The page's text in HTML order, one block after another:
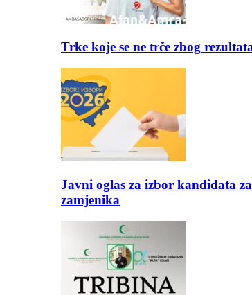
Trke koje se ne trče zbog
Javni oglas za izbor kandidata
zamjenika